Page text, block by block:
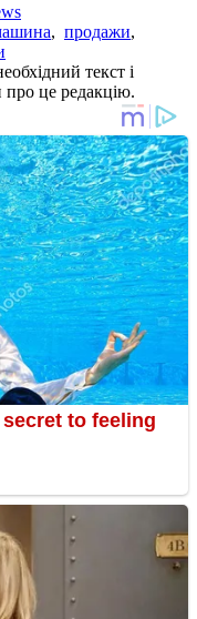
, продажи,
текст і
про це редакцію.